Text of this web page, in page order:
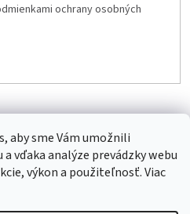
aby sme Vám umožnili
vďaka analýze prevádzky webu
výkon a použiteľnosť. Viac
ochrany osobných